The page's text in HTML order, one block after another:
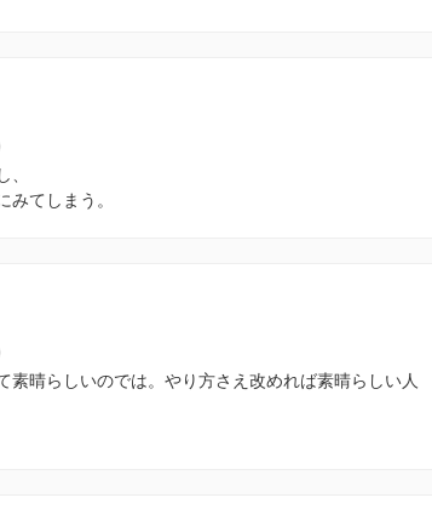
てしまう。
素晴らしいのでは。やり方さえ改めれば素晴らしい人